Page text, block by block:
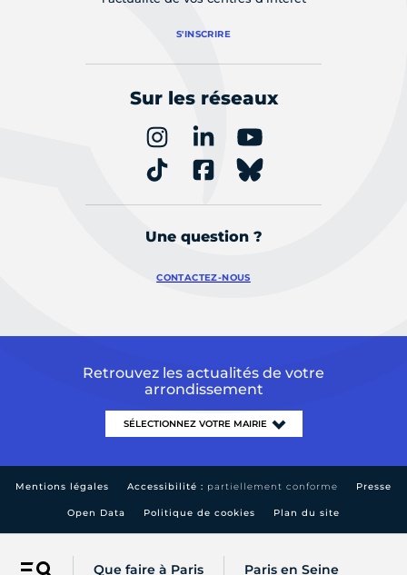
Que faire à Paris Paris en Seine
S'INSCRIRE
Sur les réseaux
Une question ?
CONTACTEZ-NOUS
Retrouvez les actualités de votre
arrondissement
Mentions légales Accessibilité : partiellement conforme Presse
Open Data Politique de cookies Plan du site